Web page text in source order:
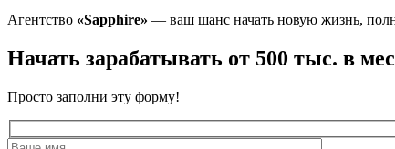
Агентство «Sapphire» — ваш шанс начать новую жизнь,
Начать зарабатывать от 500 тыс. в
Просто заполни эту форму!